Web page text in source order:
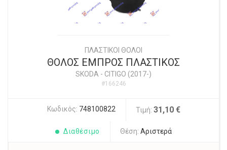
ΠΛΑΣΤΙΚΟΙ ΘΟΛΟΙ
ΘΟΛΟΣ ΕΜΠΡΟΣ ΠΛΑΣΤΙΚΟΣ
SKODA - CITIGO (2017-)
#166246
Κωδικός: 748100822 Τιμή: 31,10 €
Διαθέσιμο Θέση: Αριστερά